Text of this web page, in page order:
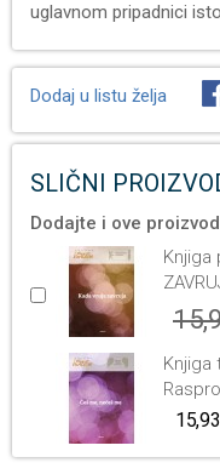
uglavnom pripadnici
Dodaj u listu želja
SLIČNI
Dodajte i ove
Knjiga
Knjiga